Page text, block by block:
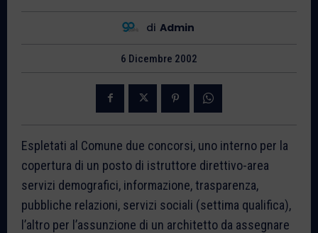
di Admin
6 Dicembre 2002
Espletati al Comune due concorsi, uno interno per la
copertura di un posto di istruttore direttivo-area
servizi demografici, informazione, trasparenza,
pubbliche relazioni, servizi sociali (settima qualifica),
l’altro per l’assunzione di un architetto da assegnare